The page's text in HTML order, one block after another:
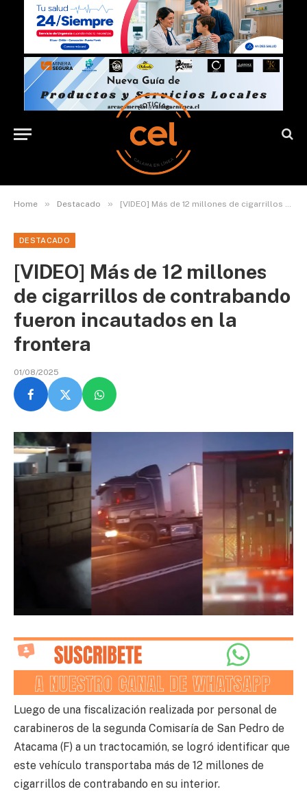
Home » Destacado » [VIDEO] Más de 12 millones de cigarrillos de contrabando fueron incautados en la frontera
DESTACADO
[VIDEO] Más de 12 millones
de cigarrillos de contrabando
fueron incautados en la
frontera
01/08/2025
Luego de una fiscalización realizada por personal de
carabineros de la segunda Comisaría de San Pedro de
Atacama (F) a un tractocamión, se logró identificar que
este vehículo transportaba más de 12 millones de
cigarrillos de contrabando en su interior.